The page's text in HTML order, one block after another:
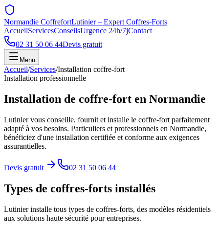
Normandie CoffrefortLutinier – Expert Coffres-Forts
AccueilServicesConseilsUrgence 24h/7jContact
02 31 50 06 44Devis gratuit
Menu
Accueil/Services/Installation coffre-fort
Installation professionnelle
Installation de coffre-fort en Normandie
Lutinier vous conseille, fournit et installe le coffre-fort parfaitement
adapté à vos besoins. Particuliers et professionnels en Normandie,
bénéficiez d'une installation certifiée et conforme aux exigences
assurantielles.
Devis gratuit 02 31 50 06 44
Types de coffres-forts installés
Lutinier installe tous types de coffres-forts, des modèles résidentiels
aux solutions haute sécurité pour entreprises.